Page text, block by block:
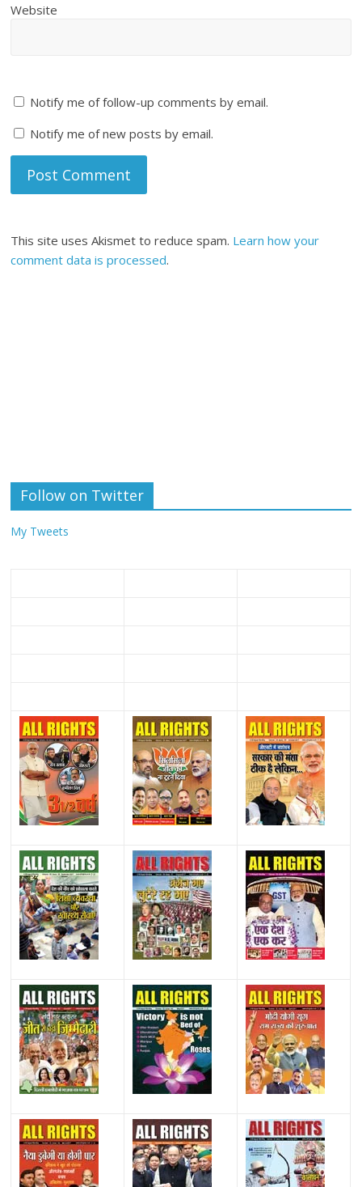
Website
Notify me of follow-up comments by email.
Notify me of new posts by email.
This site uses Akismet to reduce spam. Learn how your
comment data is processed.
Follow on Twitter
My Tweets